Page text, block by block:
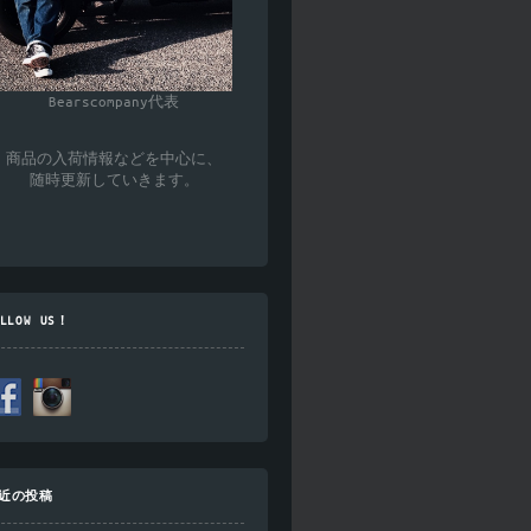
Bearscompany代表
商品の入荷情報などを中心に、
随時更新していきます。
US！
の投稿